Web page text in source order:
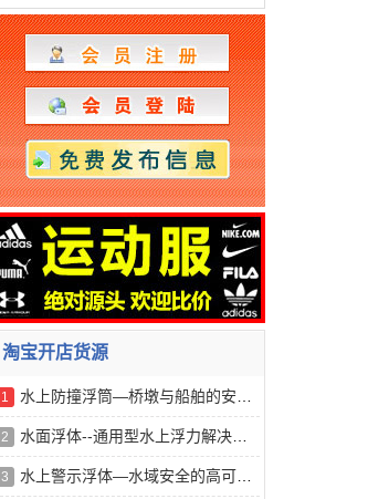
淘宝开店货源
1 水上防撞浮筒—桥墩与船舶的安全缓冲器
2 水面浮体--通用型水上浮力解决方案
3 水上警示浮体—水域安全的高可见度标识